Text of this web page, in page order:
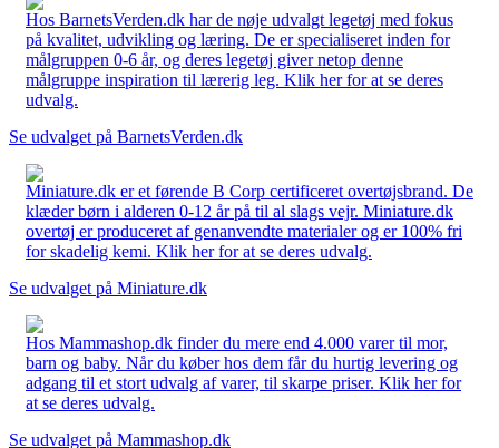
Hos BarnetsVerden.dk har de nøje udvalgt legetøj med fokus
på kvalitet, udvikling og læring. De er specialiseret inden for
målgruppen 0-6 år, og deres legetøj giver netop denne
målgruppe inspiration til lærerig leg. Klik her for at se deres
udvalg.
Se udvalget på BarnetsVerden.dk
Miniature.dk er et førende B Corp certificeret overtøjsbrand. De
klæder børn i alderen 0-12 år på til al slags vejr. Miniature.dk
overtøj er produceret af genanvendte materialer og er 100% fri
for skadelig kemi. Klik her for at se deres udvalg.
Se udvalget på Miniature.dk
Hos Mammashop.dk finder du mere end 4.000 varer til mor,
barn og baby. Når du køber hos dem får du hurtig levering og
adgang til et stort udvalg af varer, til skarpe priser. Klik her for
at se deres udvalg.
Se udvalget på Mammashop.dk